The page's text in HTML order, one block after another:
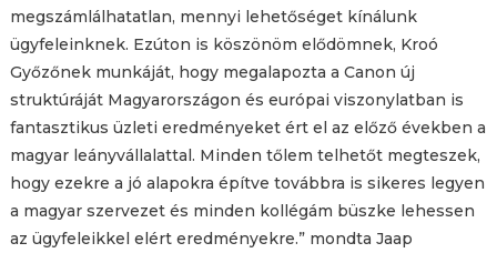
megszámlálhatatlan, mennyi lehetőséget kínálunk
ügyfeleinknek. Ezúton is köszönöm elődömnek, Kroó
Győzőnek munkáját, hogy megalapozta a Canon új
struktúráját Magyarországon és európai viszonylatban is
fantasztikus üzleti eredményeket ért el az előző években a
magyar leányvállalattal. Minden tőlem telhetőt megteszek,
hogy ezekre a jó alapokra építve továbbra is sikeres legyen
a magyar szervezet és minden kollégám büszke lehessen
az ügyfeleikkel elért eredményekre.” mondta Jaap